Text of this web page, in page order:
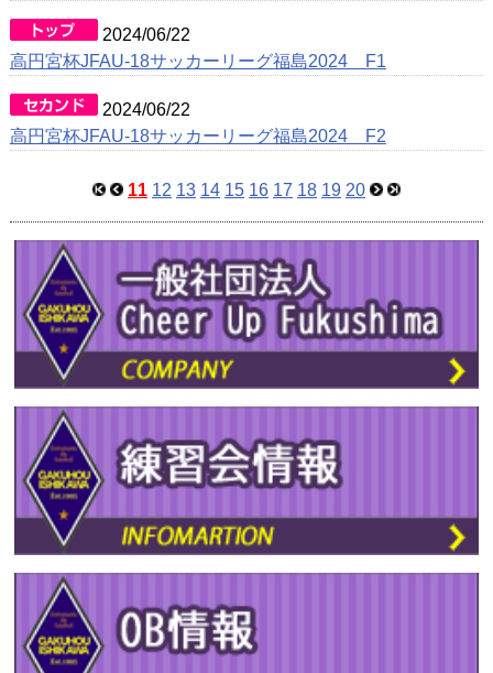
2024/06/22
高円宮杯JFAU-18サッカーリーグ福島2024 F1
2024/06/22
高円宮杯JFAU-18サッカーリーグ福島2024 F2
11 12 13 14 15 16 17 18 19 20